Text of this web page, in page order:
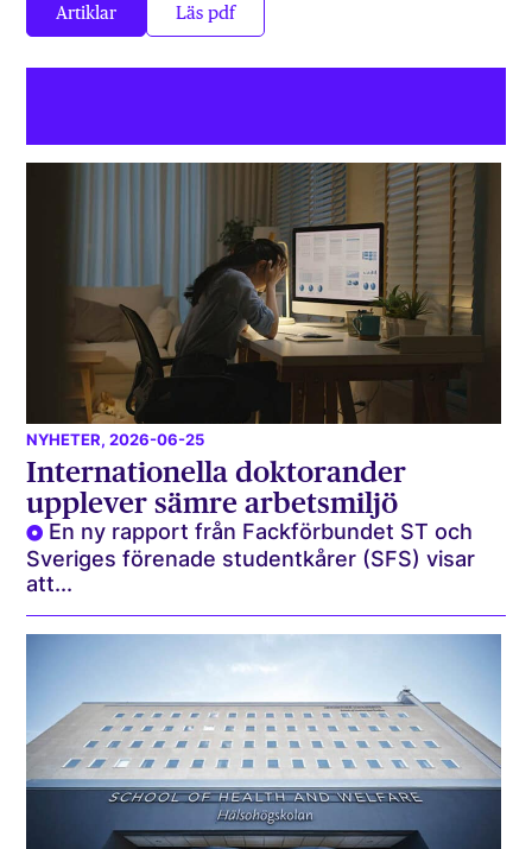
Artiklar Läs pdf
NYHETER, 2026-06-25
Internationella doktorander
upplever sämre arbetsmiljö
En ny rapport från Fackförbundet ST och
Sveriges förenade studentkårer (SFS) visar
att...